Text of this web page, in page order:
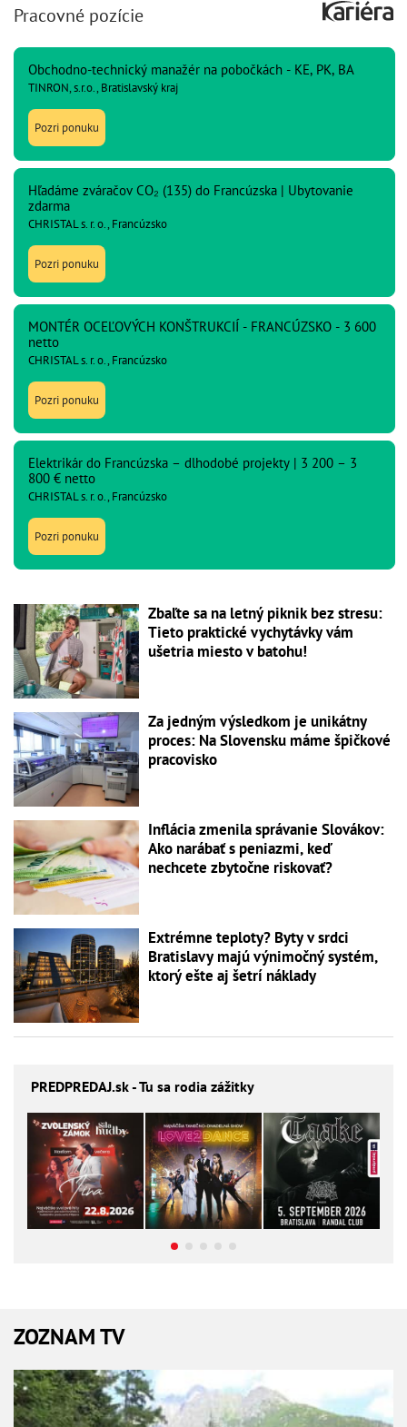
Pracovné pozície
Obchodno-technický manažér na pobočkách - KE, PK, BA
TINRON, s.r.o., Bratislavský kraj
Pozri ponuku
Hľadáme zváračov CO₂ (135) do Francúzska | Ubytovanie
zdarma
CHRISTAL s. r. o., Francúzsko
Pozri ponuku
MONTÉR OCEĽOVÝCH KONŠTRUKCIÍ - FRANCÚZSKO - 3 600
netto
CHRISTAL s. r. o., Francúzsko
Pozri ponuku
Elektrikár do Francúzska – dlhodobé projekty | 3 200 – 3
800 € netto
CHRISTAL s. r. o., Francúzsko
Pozri ponuku
Zbaľte sa na letný piknik bez stresu:
Tieto praktické vychytávky vám
ušetria miesto v batohu!
Za jedným výsledkom je unikátny
proces: Na Slovensku máme špičkové
pracovisko
Inflácia zmenila správanie Slovákov:
Ako narábať s peniazmi, keď
nechcete zbytočne riskovať?
Extrémne teploty? Byty v srdci
Bratislavy majú výnimočný systém,
ktorý ešte aj šetrí náklady
PREDPREDAJ.sk - Tu sa rodia zážitky
ZOZNAM TV